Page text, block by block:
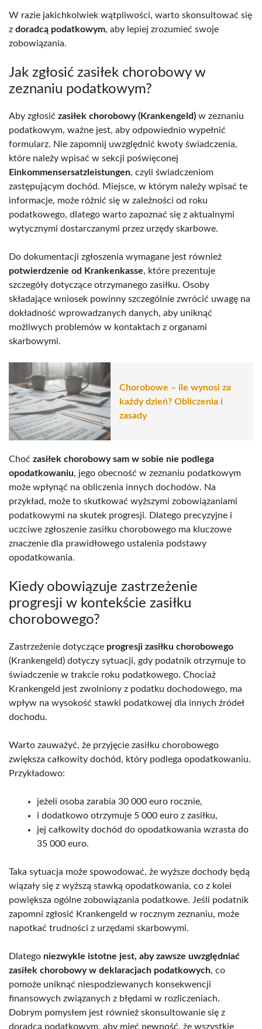
W razie jakichkolwiek wątpliwości, warto skonsultować się
z doradcą podatkowym, aby lepiej zrozumieć swoje
zobowiązania.
Jak zgłosić zasiłek chorobowy w
zeznaniu podatkowym?
Aby zgłosić zasiłek chorobowy (Krankengeld) w zeznaniu
podatkowym, ważne jest, aby odpowiednio wypełnić
formularz. Nie zapomnij uwzględnić kwoty świadczenia,
które należy wpisać w sekcji poświęconej
Einkommensersatzleistungen, czyli świadczeniom
zastępującym dochód. Miejsce, w którym należy wpisać te
informacje, może różnić się w zależności od roku
podatkowego, dlatego warto zapoznać się z aktualnymi
wytycznymi dostarczanymi przez urzędy skarbowe.
Do dokumentacji zgłoszenia wymagane jest również
potwierdzenie od Krankenkasse, które prezentuje
szczegóły dotyczące otrzymanego zasiłku. Osoby
składające wniosek powinny szczególnie zwrócić uwagę na
dokładność wprowadzanych danych, aby uniknąć
możliwych problemów w kontaktach z organami
skarbowymi.
Chorobowe – ile wynosi za
każdy dzień? Obliczenia i
zasady
Choć zasiłek chorobowy sam w sobie nie podlega
opodatkowaniu, jego obecność w zeznaniu podatkowym
może wpłynąć na obliczenia innych dochodów. Na
przykład, może to skutkować wyższymi zobowiązaniami
podatkowymi na skutek progresji. Dlatego precyzyjne i
uczciwe zgłoszenie zasiłku chorobowego ma kluczowe
znaczenie dla prawidłowego ustalenia podstawy
opodatkowania.
Kiedy obowiązuje zastrzeżenie
progresji w kontekście zasiłku
chorobowego?
Zastrzeżenie dotyczące progresji zasiłku chorobowego
(Krankengeld) dotyczy sytuacji, gdy podatnik otrzymuje to
świadczenie w trakcie roku podatkowego. Chociaż
Krankengeld jest zwolniony z podatku dochodowego, ma
wpływ na wysokość stawki podatkowej dla innych źródeł
dochodu.
Warto zauważyć, że przyjęcie zasiłku chorobowego
zwiększa całkowity dochód, który podlega opodatkowaniu.
Przykładowo:
jeżeli osoba zarabia 30 000 euro rocznie,
i dodatkowo otrzymuje 5 000 euro z zasiłku,
jej całkowity dochód do opodatkowania wzrasta do
35 000 euro.
Taka sytuacja może spowodować, że wyższe dochody będą
wiązały się z wyższą stawką opodatkowania, co z kolei
powiększa ogólne zobowiązania podatkowe. Jeśli podatnik
zapomni zgłosić Krankengeld w rocznym zeznaniu, może
napotkać trudności z urzędami skarbowymi.
Dlatego niezwykle istotne jest, aby zawsze uwzględniać
zasiłek chorobowy w deklaracjach podatkowych, co
pomoże uniknąć niespodziewanych konsekwencji
finansowych związanych z błędami w rozliczeniach.
Dobrym pomysłem jest również skonsultowanie się z
doradcą podatkowym, aby mieć pewność, że wszystkie